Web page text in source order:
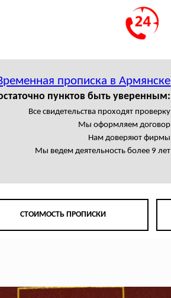
прописка в Армянске
пунктов быть уверенным:
Все свидетельства проходят проверку
Мы оформляем договор
Нам доверяют фирмы
Мы ведем деятельность более 9 лет
СТОИМОСТЬ ПРОПИСКИ